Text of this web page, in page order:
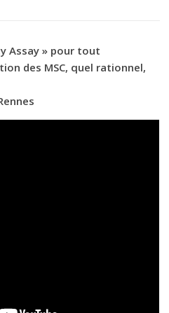
Assay » pour tout
des MSC, quel rationnel,